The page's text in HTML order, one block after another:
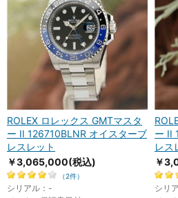
ROLEX ロレックス GMTマスタ
ー II 126710BLNR オイスターブ
レスレット
￥3,065,000(税込)
（2件）
シリアル：-
ー II
レス
￥
シリ